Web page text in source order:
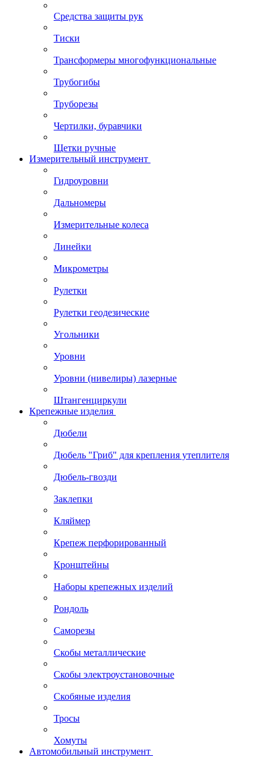
Средства защиты рук
Тиски
Трансформеры многофункциональные
Трубогибы
Труборезы
Чертилки, буравчики
Щетки ручные
Измерительный инструмент
Гидроуровни
Дальномеры
Измерительные колеса
Линейки
Микрометры
Рулетки
Рулетки геодезические
Угольники
Уровни
Уровни (нивелиры) лазерные
Штангенциркули
Крепежные изделия
Дюбели
Дюбель "Гриб" для крепления утеплителя
Дюбель-гвозди
Заклепки
Кляймер
Крепеж перфорированный
Кронштейны
Наборы крепежных изделий
Рондоль
Саморезы
Скобы металлические
Скобы электроустановочные
Скобяные изделия
Тросы
Хомуты
Автомобильный инструмент